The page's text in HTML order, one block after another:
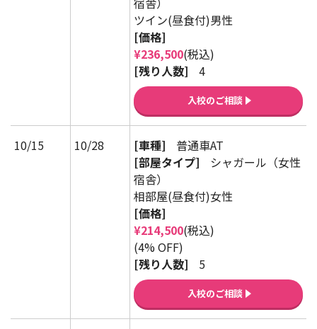
ツイン(昼食付)男性
[価格]
¥236,500(税込)
[残り人数]
4
入校のご相談
10/15 10/28 [車種]
普通車AT
[部屋タイプ]
シャガール（女性
宿舎）
相部屋(昼食付)女性
[価格]
¥214,500(税込)
(4% OFF)
[残り人数]
5
入校のご相談